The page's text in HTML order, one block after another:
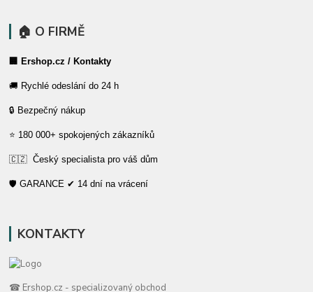
🏠 O FIRMĚ
🏢 Ershop.cz / Kontakty
🚚 Rychlé odeslání do 24 h
🔒 Bezpečný nákup
⭐ 180 000+ spokojených zákazníků
🇨🇿 Český specialista pro váš dům
🛡️ GARANCE ✔ 14 dní na vrácení
KONTAKTY
☎ Ershop.cz - specializovaný obchod